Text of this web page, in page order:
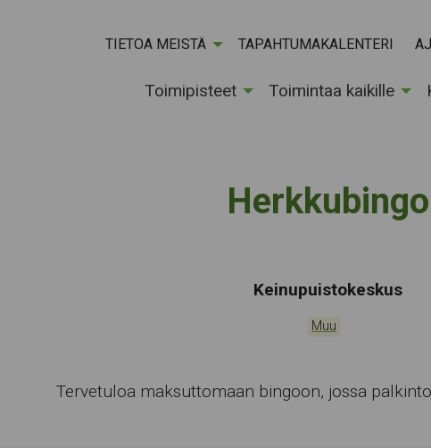
TIETOA MEISTÄ TAPAHTUMAKALENTERI
Toimipisteet Toimintaa kaikille
Herkkubingo
Tapahtumapaikka:
Keinupuistokeskus
Kategoriat:
Muu
Tervetuloa maksuttomaan bingoon, jossa